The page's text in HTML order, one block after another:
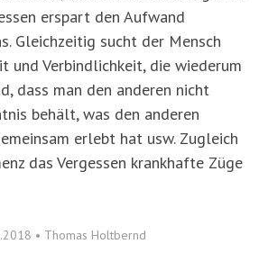
erspart den Aufwand
Gleichzeitig sucht der Mensch
und Verbindlichkeit, die wiederum
dass man den anderen nicht
behält, was den anderen
erlebt hat usw. Zugleich
das Vergessen krankhafte Züge
• Thomas Holtbernd